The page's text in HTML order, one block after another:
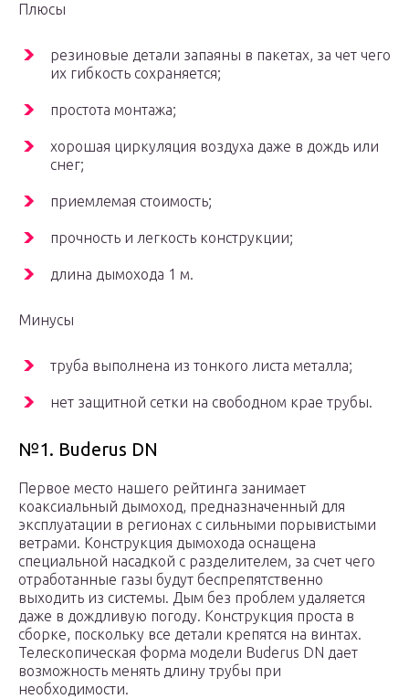
Плюсы
резиновые детали запаяны в пакетах, за чет чего
их гибкость сохраняется;
простота монтажа;
хорошая циркуляция воздуха даже в дождь или
снег;
приемлемая стоимость;
прочность и легкость конструкции;
длина дымохода 1 м.
Минусы
труба выполнена из тонкого листа металла;
нет защитной сетки на свободном крае трубы.
№1. Buderus DN
Первое место нашего рейтинга занимает
коаксиальный дымоход, предназначенный для
эксплуатации в регионах с сильными порывистыми
ветрами. Конструкция дымохода оснащена
специальной насадкой с разделителем, за счет чего
отработанные газы будут беспрепятственно
выходить из системы. Дым без проблем удаляется
даже в дождливую погоду. Конструкция проста в
сборке, поскольку все детали крепятся на винтах.
Телескопическая форма модели Buderus DN дает
возможность менять длину трубы при
необходимости.